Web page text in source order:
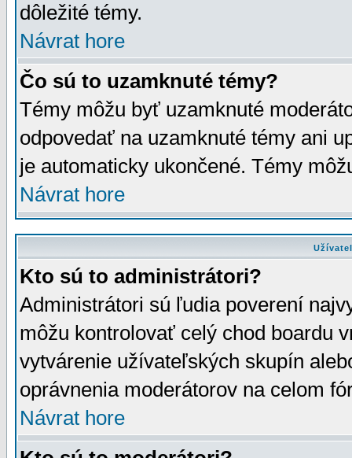
dôležité témy.
Návrat hore
Čo sú to uzamknuté témy?
Témy môžu byť uzamknuté
odpovedať na uzamknuté témy ani
je automaticky ukončené. Témy
Návrat hore
Kto sú to administrátori?
Administrátori sú ľudia poverení
môžu kontrolovať celý chod boardu
vytvárenie užívateľských skupín
oprávnenia moderátorov na celom
Návrat hore